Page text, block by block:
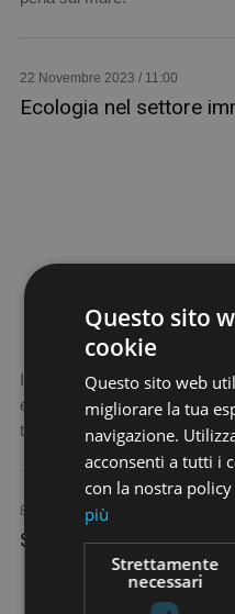
22 Novembre 2023 / 11:00
Ecologia nel settore
Il settore immobiliare, in
ecologica, ha preso
termini di impronta ecologica.
8 Novembre 2023 / 11:00
Sulle tracce della
Questo sito
cookie
Questo sito web
migliorare la tua
navigazione.
acconsenti a tutti i
con la nostra
più
Strettamente
necessari